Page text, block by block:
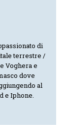
di
terrestre /
Voghera e
dove
al
e Iphone.